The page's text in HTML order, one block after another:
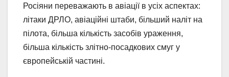
Росіяни переважають в авіації в усіх аспектах:
літаки ДРЛО, авіаційні штаби, більший наліт на
пілота, більша кількість засобів ураження,
більша кількість злітно-посадкових смуг у
європейській частині.